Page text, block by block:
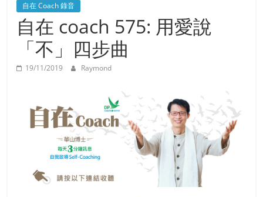
自在 Coach 錄音
自在 coach 575: 用愛說
「不」四步曲
19/11/2019 Raymond